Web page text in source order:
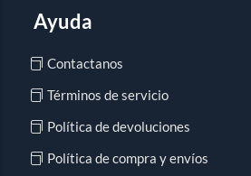
Ayuda
Contactanos
Términos de servicio
Política de devoluciones
Política de compra y envíos